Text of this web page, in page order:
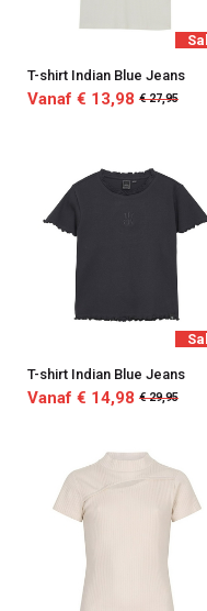
T-shirt Indian Blue Jeans
Vanaf € 13,98 € 27,95
T-shirt Indian Blue Jeans
Vanaf € 14,98 € 29,95